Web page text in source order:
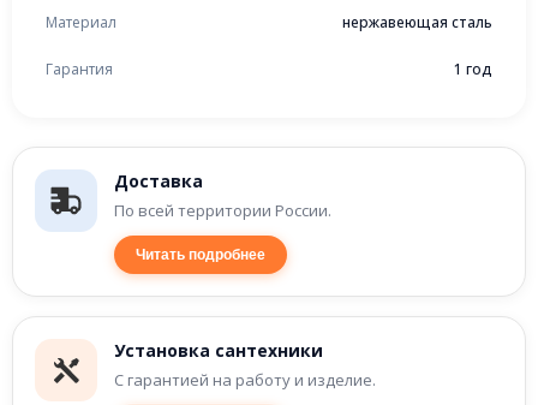
Доставка
По всей территории России.
Читать подробнее
Установка сантехники
С гарантией на работу и изделие.
Материал нержавеющая сталь
Гарантия 1 год